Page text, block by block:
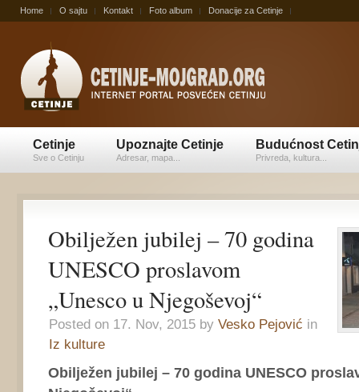
Home O sajtu Kontakt Foto album Donacije za Cetinje
Cetinje
Sve o Cetinju
Upoznajte Cetinje
Adresar, mapa...
Budućnost
Privreda, kultura...
Obilježen jubilej – 70 godina
UNESCO proslavom
„Unesco u Njegoševoj“
Posted on 17. Nov, 2015 by Vesko Pejović in
Iz kulture
Obilježen jubilej – 70 godina UNESCO